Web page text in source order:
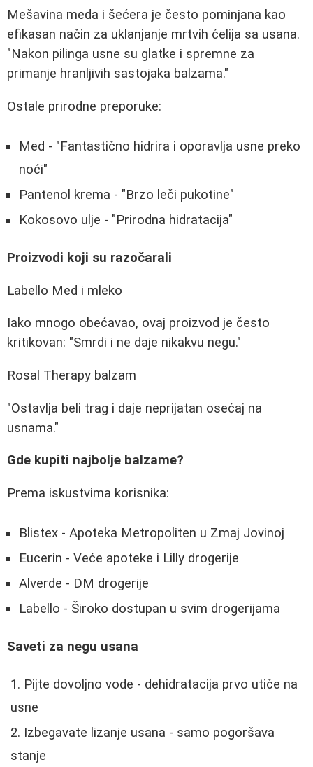
Mešavina meda i šećera je često pominjana kao
efikasan način za uklanjanje mrtvih ćelija sa usana.
"Nakon pilinga usne su glatke i spremne za
primanje hranljivih sastojaka balzama."
Ostale prirodne preporuke:
Med - "Fantastično hidrira i oporavlja usne preko
noći"
Pantenol krema - "Brzo leči pukotine"
Kokosovo ulje - "Prirodna hidratacija"
Proizvodi koji su razočarali
Labello Med i mleko
Iako mnogo obećavao, ovaj proizvod je često
kritikovan: "Smrdi i ne daje nikakvu negu."
Rosal Therapy balzam
"Ostavlja beli trag i daje neprijatan osećaj na
usnama."
Gde kupiti najbolje balzame?
Prema iskustvima korisnika:
Blistex - Apoteka Metropoliten u Zmaj Jovinoj
Eucerin - Veće apoteke i Lilly drogerije
Alverde - DM drogerije
Labello - Široko dostupan u svim drogerijama
Saveti za negu usana
Pijte dovoljno vode - dehidratacija prvo utiče na
usne
Izbegavate lizanje usana - samo pogoršava
stanje